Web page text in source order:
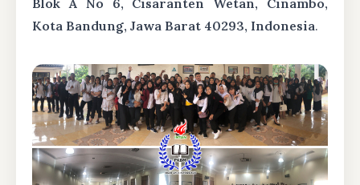
Blok A No 6, Cisaranten Wetan, Cinambo,
Kota Bandung, Jawa Barat 40293, Indonesia.